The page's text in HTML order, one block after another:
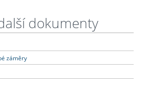
dokumenty
záměry